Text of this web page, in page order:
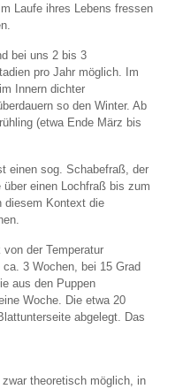
Laufe ihres Lebens fressen
bei uns 2 bis 3
pro Jahr möglich. Im
Innern dichter
so den Winter. Ab
(etwa Ende März bis
einen sog. Schabefraß, der
einen Lochfraß bis zum
diesem Kontext die
der Temperatur
3 Wochen, bei 15 Grad
aus den Puppen
Woche. Die etwa 20
abgelegt. Das
theoretisch möglich, in